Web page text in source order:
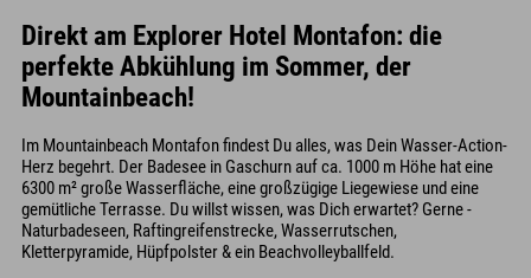
Direkt am Explorer Hotel Montafon: die
perfekte Abkühlung im Sommer, der
Mountainbeach!
Im Mountainbeach Montafon findest Du alles, was Dein Wasser-Action-
Herz begehrt. Der Badesee in Gaschurn auf ca. 1000 m Höhe hat eine
6300 m² große Wasserfläche, eine großzügige Liegewiese und eine
gemütliche Terrasse. Du willst wissen, was Dich erwartet? Gerne -
Naturbadeseen, Raftingreifenstrecke, Wasserrutschen,
Kletterpyramide, Hüpfpolster & ein Beachvolleyballfeld.